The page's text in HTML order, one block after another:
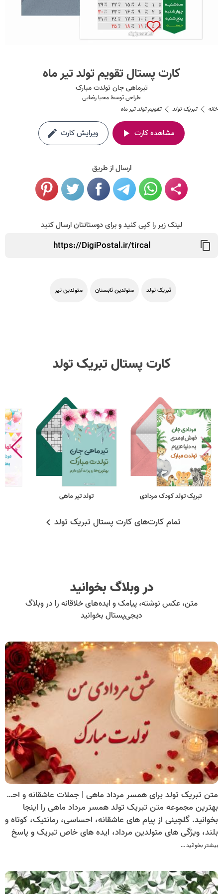
کارت پستال تقویم تولد تیر ماه
تیرماهی جان تولدت مبارک
طراحی توسطمحیا رضایی
خانه
تبریک تولد تقویم تولد تیر ماه
مشاهده کارت ویرایش کارت
ارسال از طریق
لینک زیر را کپی کنید و برای دوستانتان ارسال کنید
تبریک تولد متولدین تابستان متولدین تیر
کارت پستال تبریک تولد
تبریک تولد کودک مردادی تولد تیر ماهی
تمام کارت‌های کارت پستال تبریک تولد
در وبلاگ بخوانید
متن، عکس نوشته، پیامک و ایده‌های خلاقانه را در وبلاگ
دیجی‌پستال بخوانید
متن تبریک تولد برای همسر مرداد ماهی | جملات عاشقانه و احساسی + کارت تبریک دیجیتال تولد مرداد ماهی
بهترین مجموعه متن تبریک تولد همسر مرداد ماهی را اینجا
بخوانید. گلچینی از پیام های عاشقانه، احساسی، رمانتیک، کوتاه و
بلند، ویژگی های متولدین مرداد، ایده های خاص تبریک و پاسخ
به سوالات پرتکرار برای تبریکی متفاوت و ماندگار.
بیشتر بخوانید …